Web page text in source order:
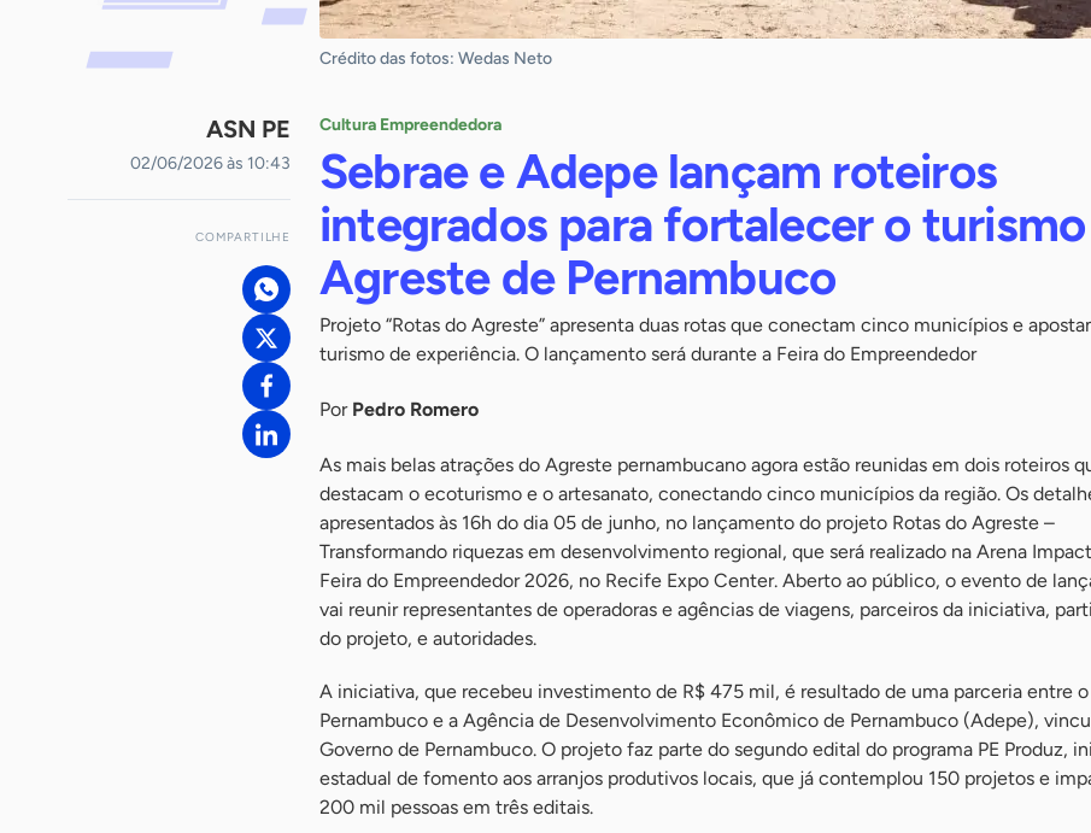
Crédito das fotos: Wedas Neto
ASN PE
02/06/2026 às 10:43
COMPARTILHE
Cultura Empreendedora
Sebrae e Adepe lançam roteiros
integrados para fortalecer o
Agreste de Pernambuco
Projeto “Rotas do Agreste” apresenta duas rotas que conectam cinco municípios e
turismo de experiência. O lançamento será durante a Feira do Empreendedor
Por Pedro Romero
As mais belas atrações do Agreste pernambucano agora estão reunidas em dois roteiros
destacam o ecoturismo e o artesanato, conectando cinco municípios da região. Os
apresentados às 16h do dia 05 de junho, no lançamento do projeto Rotas do Agreste –
Transformando riquezas em desenvolvimento regional, que será realizado na Arena
Feira do Empreendedor 2026, no Recife Expo Center. Aberto ao público, o evento de
vai reunir representantes de operadoras e agências de viagens, parceiros da iniciativa,
do projeto, e autoridades.
A iniciativa, que recebeu investimento de R$ 475 mil, é resultado de uma parceria entre
Pernambuco e a Agência de Desenvolvimento Econômico de Pernambuco (Adepe),
Governo de Pernambuco. O projeto faz parte do segundo edital do programa PE Produz,
estadual de fomento aos arranjos produtivos locais, que já contemplou 150 projetos e
200 mil pessoas em três editais.